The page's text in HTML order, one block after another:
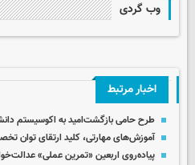
وب گردی
اخبار مرتبط
طرح حامی بازگشت‌امید به اکوسیستم
آموزش‌های مهارتی، کلید ارتقای توان
پیاده‌روی اربعین «تمرین عملی»